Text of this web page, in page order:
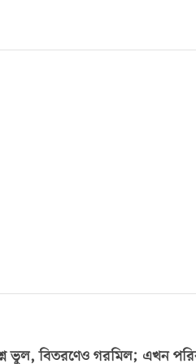
ভুল, বিতরণেও গরমিল; এখন